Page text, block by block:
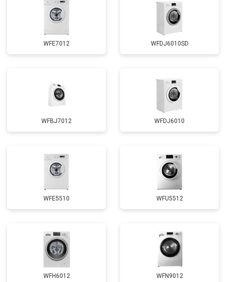
WFE7012 WFDJ6010SD
WFBJ7012 WFDJ6010
WFE5510 WFU5512
WFH6012 WFN9012